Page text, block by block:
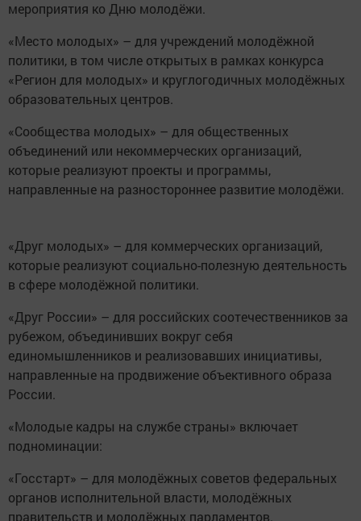
мероприятия ко Дню молодёжи.
«Место молодых» – для учреждений молодёжной
политики, в том числе открытых в рамках конкурса
«Регион для молодых» и круглогодичных молодёжных
образовательных центров.
«Сообщества молодых» – для общественных
объединений или некоммерческих организаций,
которые реализуют проекты и программы,
направленные на разностороннее развитие молодёжи.
«Друг молодых» – для коммерческих организаций,
которые реализуют социально-полезную деятельность
в сфере молодёжной политики.
«Друг России» – для российских соотечественников за
рубежом, объединивших вокруг себя
единомышленников и реализовавших инициативы,
направленные на продвижение объективного образа
России.
«Молодые кадры на службе страны» включает
подноминации:
«Госстарт» – для молодёжных советов федеральных
органов исполнительной власти, молодёжных
правительств и молодёжных парламентов.